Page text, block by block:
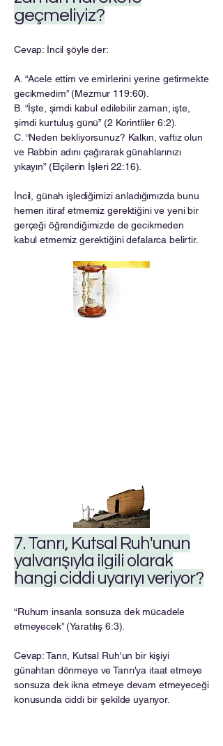
geçmeliyiz?
Cevap: İncil şöyle der:
A. “Acele ettim ve emirlerini yerine getirmekte
gecikmedim” (Mezmur 119:60).
B. “İşte, şimdi kabul edilebilir zaman; işte,
şimdi kurtuluş günü” (2 Korintliler 6:2).
C. “Neden bekliyorsunuz? Kalkın, vaftiz olun
ve Rabbin adını çağırarak günahlarınızı
yıkayın” (Elçilerin İşleri 22:16).
İncil, günah işlediğimizi anladığımızda bunu
hemen itiraf etmemiz gerektiğini ve yeni bir
gerçeği öğrendiğimizde de gecikmeden
kabul etmemiz gerektiğini defalarca belirtir.
7. Tanrı, Kutsal Ruh'unun
yalvarışıyla ilgili olarak
hangi ciddi uyarıyı veriyor?
“Ruhum insanla sonsuza dek mücadele
etmeyecek” (Yaratılış 6:3).
Cevap: Tanrı, Kutsal Ruh'un bir kişiyi
günahtan dönmeye ve Tanrı'ya itaat etmeye
sonsuza dek ikna etmeye devam etmeyeceği
konusunda ciddi bir şekilde uyarıyor.